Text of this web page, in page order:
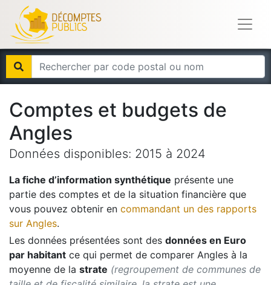
Comptes et budgets de
Angles
Données disponibles: 2015 à 2024
La fiche d’information synthétique présente une
partie des comptes et de la situation financière que
vous pouvez obtenir en commandant un des rapports
sur Angles.
Les données présentées sont des données en Euro
par habitant ce qui permet de comparer Angles à la
moyenne de la strate (regroupement de communes de